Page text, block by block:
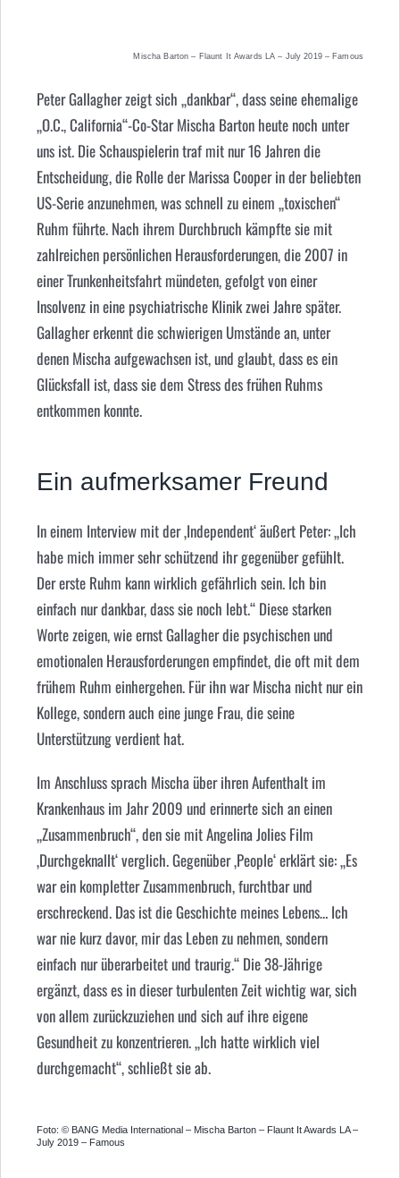
Mischa Barton – Flaunt It Awards LA – July 2019 – Famous
Peter Gallagher zeigt sich „dankbar“, dass seine ehemalige
„O.C., California“-Co-Star Mischa Barton heute noch unter
uns ist. Die Schauspielerin traf mit nur 16 Jahren die
Entscheidung, die Rolle der Marissa Cooper in der beliebten
US-Serie anzunehmen, was schnell zu einem „toxischen“
Ruhm führte. Nach ihrem Durchbruch kämpfte sie mit
zahlreichen persönlichen Herausforderungen, die 2007 in
einer Trunkenheitsfahrt mündeten, gefolgt von einer
Insolvenz in eine psychiatrische Klinik zwei Jahre später.
Gallagher erkennt die schwierigen Umstände an, unter
denen Mischa aufgewachsen ist, und glaubt, dass es ein
Glücksfall ist, dass sie dem Stress des frühen Ruhms
entkommen konnte.
Ein aufmerksamer Freund
In einem Interview mit der ‚Independent‘ äußert Peter: „Ich
habe mich immer sehr schützend ihr gegenüber gefühlt.
Der erste Ruhm kann wirklich gefährlich sein. Ich bin
einfach nur dankbar, dass sie noch lebt.“ Diese starken
Worte zeigen, wie ernst Gallagher die psychischen und
emotionalen Herausforderungen empfindet, die oft mit dem
frühem Ruhm einhergehen. Für ihn war Mischa nicht nur ein
Kollege, sondern auch eine junge Frau, die seine
Unterstützung verdient hat.
Im Anschluss sprach Mischa über ihren Aufenthalt im
Krankenhaus im Jahr 2009 und erinnerte sich an einen
„Zusammenbruch“, den sie mit Angelina Jolies Film
‚Durchgeknallt‘ verglich. Gegenüber ‚People‘ erklärt sie: „Es
war ein kompletter Zusammenbruch, furchtbar und
erschreckend. Das ist die Geschichte meines Lebens… Ich
war nie kurz davor, mir das Leben zu nehmen, sondern
einfach nur überarbeitet und traurig.“ Die 38-Jährige
ergänzt, dass es in dieser turbulenten Zeit wichtig war, sich
von allem zurückzuziehen und sich auf ihre eigene
Gesundheit zu konzentrieren. „Ich hatte wirklich viel
durchgemacht“, schließt sie ab.
Foto: © BANG Media International – Mischa Barton – Flaunt It Awards LA –
July 2019 – Famous